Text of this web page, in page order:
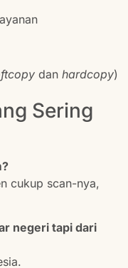
dan hardcopy)
Sering
cukup scan-nya,
negeri tapi dari